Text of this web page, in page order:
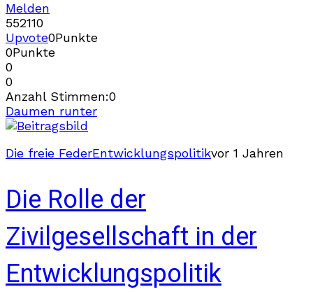
Melden
552110
Upvote0Punkte
0Punkte
0
0
Anzahl Stimmen:0
Daumen runter
Die freie FederEntwicklungspolitikvor 1 Jahren
Die Rolle der
Zivilgesellschaft in der
Entwicklungspolitik